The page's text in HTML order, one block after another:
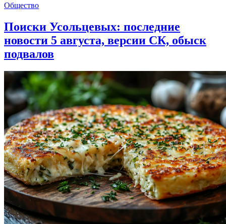
Общество
Поиски Усольцевых: последние
новости 5 августа, версии СК, обыск
подвалов